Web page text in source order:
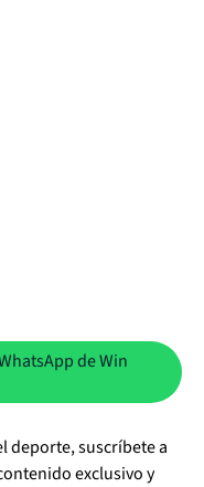
de Win
deporte, suscríbete a
exclusivo y